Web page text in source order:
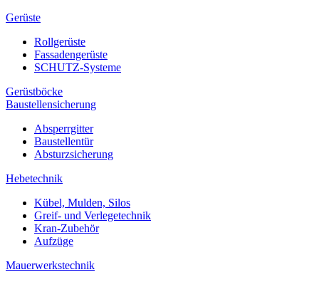
Gerüste
Rollgerüste
Fassadengerüste
SCHUTZ-Systeme
Gerüstböcke
Baustellensicherung
Absperrgitter
Baustellentür
Absturzsicherung
Hebetechnik
Kübel, Mulden, Silos
Greif- und Verlegetechnik
Kran-Zubehör
Aufzüge
Mauerwerkstechnik